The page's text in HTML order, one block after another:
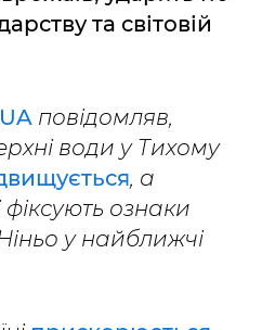
та світовій
повідомляв,
води у Тихому
, а
фіксують ознаки
у найближчі